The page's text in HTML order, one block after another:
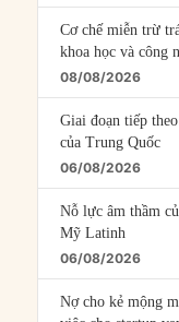
Cơ chế miễn trừ
khoa học và công
08/08/2026
Giai đoạn tiếp
của Trung Quốc
06/08/2026
Nỗ lực âm thầm
Mỹ Latinh
06/08/2026
Nợ cho kẻ mộng